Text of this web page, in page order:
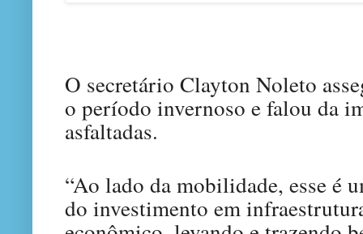
O secretário Clayton Noleto
o período invernoso e falou da
asfaltadas.
“Ao lado da mobilidade, esse é
do investimento em